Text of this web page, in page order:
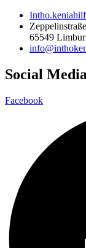
65549
Social
Facebook